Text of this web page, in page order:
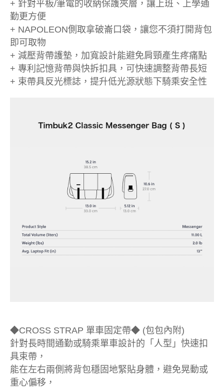
+ 針對平板/筆電的收納保護夾層，讓上班、上學通
勤更方便
+ NAPOLEON側取拿破崙口袋，讓您不須打開背包
即可取物
+ 減壓背帶護墊，加寬設計能避免肩頸產生疼痛點
+ 專利記憶背帶與快拆扣具，可快速調整背帶長短
+ 束帶具反光標誌，提升低光源狀態下騎乘安全性
◆CROSS STRAP 單車固定帶◆ (包包內附)
針對長時間通勤或騎乘單車設計的「人型」快速扣
具束帶，
能在左右兩側將背包穩固地緊貼身體，避免晃動或
重心偏移，